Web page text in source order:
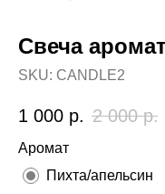
Свеча
SKU: CANDLE2
1 000 р. 2 000 р.
Аромат
Пихта/апельсин